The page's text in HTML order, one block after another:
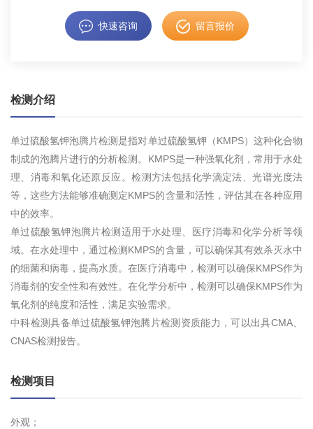
快速咨询 留言报价
检测介绍
单过硫酸氢钾泡腾片检测是指对单过硫酸氢钾（KMPS）这种化合物
制成的泡腾片进行的分析检测。KMPS是一种强氧化剂，常用于水处
理、消毒和氧化还原反应。检测方法包括化学滴定法、光谱光度法
等，这些方法能够准确测定KMPS的含量和活性，评估其在各种应用
中的效率。
单过硫酸氢钾泡腾片检测适用于水处理、医疗消毒和化学分析等领
域。在水处理中，通过检测KMPS的含量，可以确保其有效杀灭水中
的细菌和病毒，提高水质。在医疗消毒中，检测可以确保KMPS作为
消毒剂的安全性和有效性。在化学分析中，检测可以确保KMPS作为
氧化剂的纯度和活性，满足实验需求。
中科检测具备单过硫酸氢钾泡腾片检测资质能力，可以出具CMA、
CNAS检测报告。
检测项目
外观；